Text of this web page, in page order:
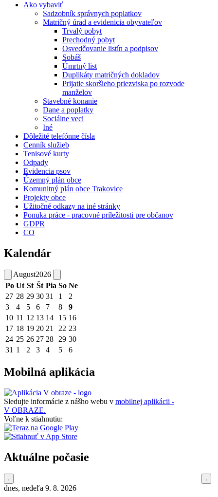
Ako vybaviť
Sadzobník správnych poplatkov
Matričný úrad a evidenicia obyvateľov
Trvalý pobyt
Prechodný pobyt
Osvedčovanie listín a podpisov
Sobáš
Úmrtný list
Duplikáty matričných dokladov
Prijatie skoršieho priezviska po rozvode
manželov
Stavebné konanie
Dane a poplatky
Sociálne veci
Iné
Dôležité telefónne čísla
Cenník služieb
Tenisové kurty
Odpady
Evidencia psov
Územný plán obce
Komunitný plán obce Trakovice
Projekty obce
Užitočné odkazy na iné stránky
Ponuka práce - pracovné príležitosti pre občanov
GDPR
CO
Kalendár
August2026
Po Ut St Št Pia So Ne
27 28 29 30 31 1
2
3
4 5 6 7 8
9
10 11 12 13 14 15 16
17 18 19 20 21 22 23
24 25 26 27 28 29 30
31 1 2 3 4 5 6
Mobilná aplikácia
Sledujte informácie z nášho webu v mobilnej aplikácii -
V OBRAZE.
Voľne k stiahnutiu:
Aktuálne počasie
dnes, nedeľa 9. 8. 2026